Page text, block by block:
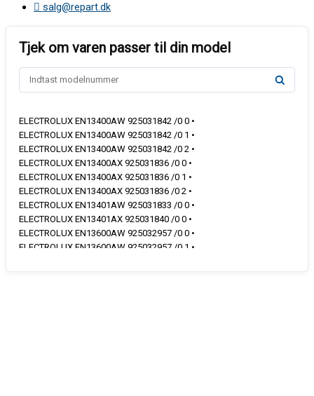
salg@repart.dk
ELECTROLUX EN13400AW 925031842 /0 0 •
ELECTROLUX EN13400AW 925031842 /0 1 •
ELECTROLUX EN13400AW 925031842 /0 2 •
ELECTROLUX EN13400AX 925031836 /0 0 •
ELECTROLUX EN13400AX 925031836 /0 1 •
ELECTROLUX EN13400AX 925031836 /0 2 •
ELECTROLUX EN13401AW 925031833 /0 0 •
ELECTROLUX EN13401AX 925031840 /0 0 •
ELECTROLUX EN13600AW 925032957 /0 0 •
ELECTROLUX EN13600AW 925032957 /0 1 •
ELECTROLUX EN13600AX 925032959 /0 1 •